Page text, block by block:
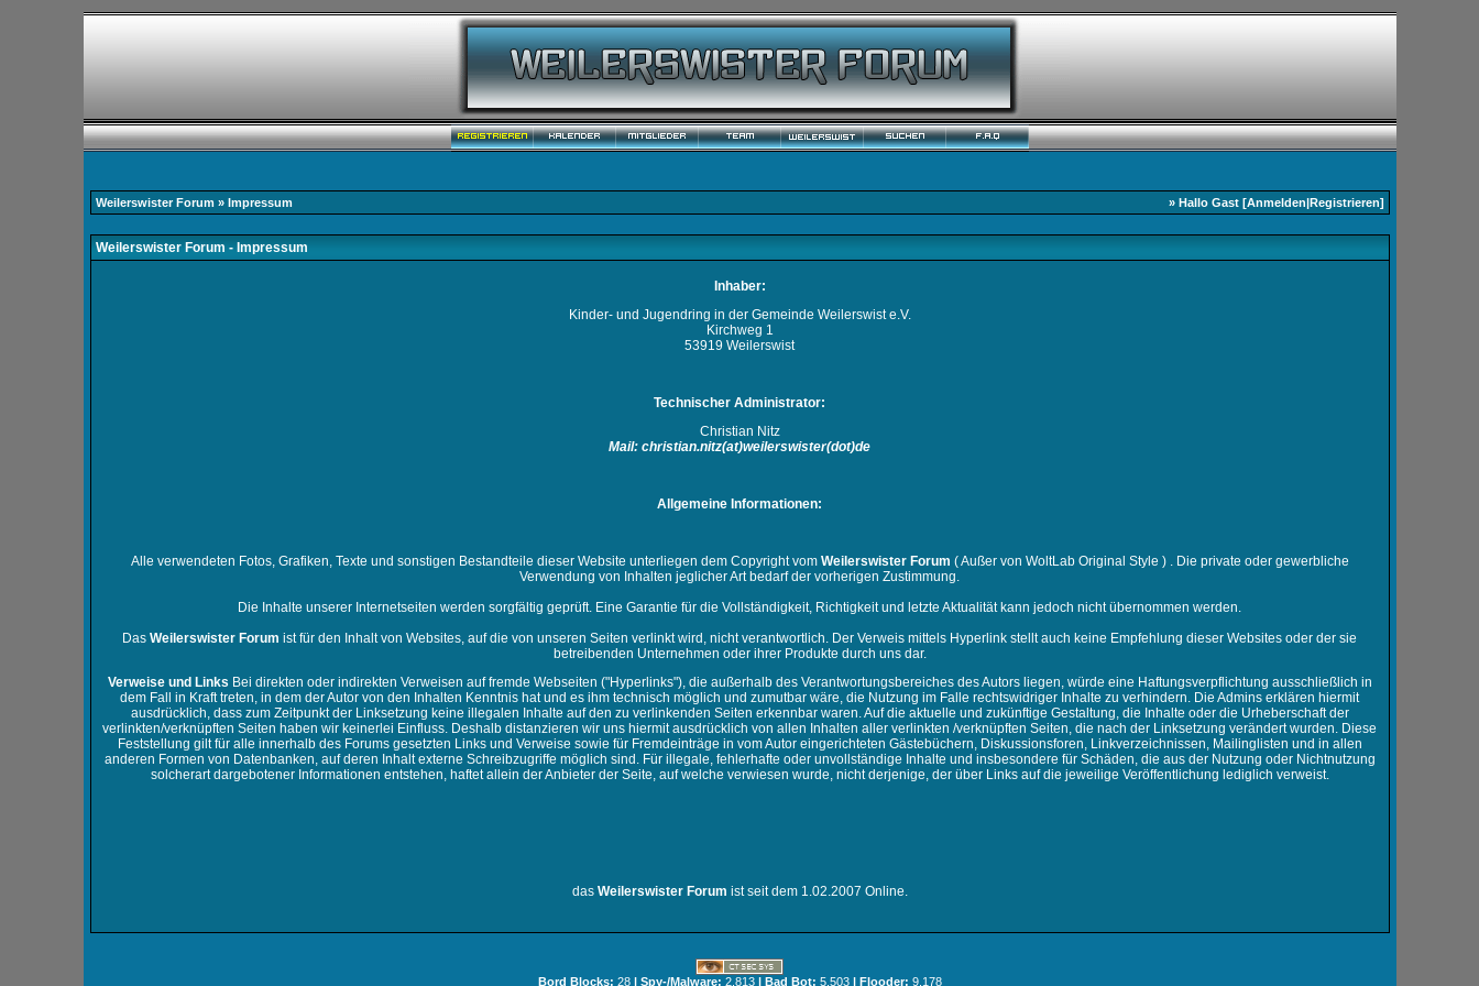
Weilerswister Forum » Impressum » Hallo Gast [Anmelden|Registrieren]
Weilerswister Forum - Impressum
Inhaber:
Kinder- und Jugendring in der Gemeinde Weilerswist e.V.
Kirchweg 1
53919 Weilerswist
Technischer Administrator:
Christian Nitz
Mail: christian.nitz(at)weilerswister(dot)de
Allgemeine Informationen:
Alle verwendeten Fotos, Grafiken, Texte und sonstigen Bestandteile dieser Website unterliegen dem Copyright vom Weilerswister Forum ( Außer von WoltLab Original Style ) . Die private oder gewerbliche
Verwendung von Inhalten jeglicher Art bedarf der vorherigen Zustimmung.
Die Inhalte unserer Internetseiten werden sorgfältig geprüft. Eine Garantie für die Vollständigkeit, Richtigkeit und letzte Aktualität kann jedoch nicht übernommen werden.
Das Weilerswister Forum ist für den Inhalt von Websites, auf die von unseren Seiten verlinkt wird, nicht verantwortlich. Der Verweis mittels Hyperlink stellt auch keine Empfehlung dieser Websites oder der sie
betreibenden Unternehmen oder ihrer Produkte durch uns dar.
Verweise und Links Bei direkten oder indirekten Verweisen auf fremde Webseiten ("Hyperlinks"), die außerhalb des Verantwortungsbereiches des Autors liegen, würde eine Haftungsverpflichtung ausschließlich in
dem Fall in Kraft treten, in dem der Autor von den Inhalten Kenntnis hat und es ihm technisch möglich und zumutbar wäre, die Nutzung im Falle rechtswidriger Inhalte zu verhindern. Die Admins erklären hiermit
ausdrücklich, dass zum Zeitpunkt der Linksetzung keine illegalen Inhalte auf den zu verlinkenden Seiten erkennbar waren. Auf die aktuelle und zukünftige Gestaltung, die Inhalte oder die Urheberschaft der
verlinkten/verknüpften Seiten haben wir keinerlei Einfluss. Deshalb distanzieren wir uns hiermit ausdrücklich von allen Inhalten aller verlinkten /verknüpften Seiten, die nach der Linksetzung verändert wurden. Diese
Feststellung gilt für alle innerhalb des Forums gesetzten Links und Verweise sowie für Fremdeinträge in vom Autor eingerichteten Gästebüchern, Diskussionsforen, Linkverzeichnissen, Mailinglisten und in allen
anderen Formen von Datenbanken, auf deren Inhalt externe Schreibzugriffe möglich sind. Für illegale, fehlerhafte oder unvollständige Inhalte und insbesondere für Schäden, die aus der Nutzung oder Nichtnutzung
solcherart dargebotener Informationen entstehen, haftet allein der Anbieter der Seite, auf welche verwiesen wurde, nicht derjenige, der über Links auf die jeweilige Veröffentlichung lediglich verweist.
dasWeilerswister Forum ist seit dem 1.02.2007 Online.
Bord Blocks: 28 | Spy-/Malware: 2.813 | Bad Bot: 5.503 | Flooder: 9.178